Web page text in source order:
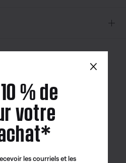
Connect
Bose QCE
×
% de
votre
les courriels et les